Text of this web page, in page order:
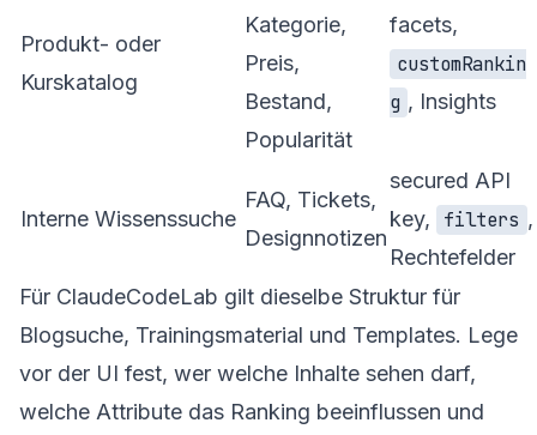
Produkt- oder
Kurskatalog
Kategorie,
Preis,
Bestand,
Popularität
facets,
customRankin
g , Insights
Interne Wissenssuche
FAQ, Tickets,
Designnotizen
secured API
key,
filters ,
Rechtefelder
Für ClaudeCodeLab gilt dieselbe Struktur für
Blogsuche, Trainingsmaterial und Templates. Lege
vor der UI fest, wer welche Inhalte sehen darf,
welche Attribute das Ranking beeinflussen und